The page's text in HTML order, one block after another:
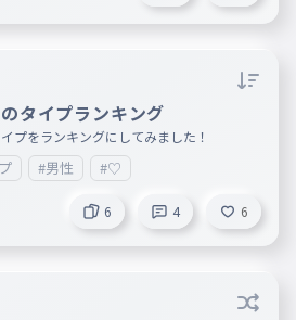
タイプランキング
プをランキングにしてみました！
#男性 #♡
6 4 6